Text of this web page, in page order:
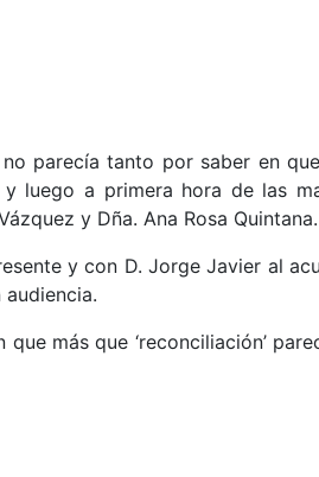
parecía tanto por saber en
y luego a primera hora de las
y Dña. Ana Rosa Quintana.
y con D. Jorge Javier al
audiencia.
que más que ‘reconciliación’